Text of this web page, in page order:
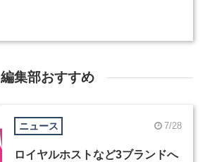
編集部おすすめ
ニュース 7/28
ロイヤルホストなど3ブランドへ